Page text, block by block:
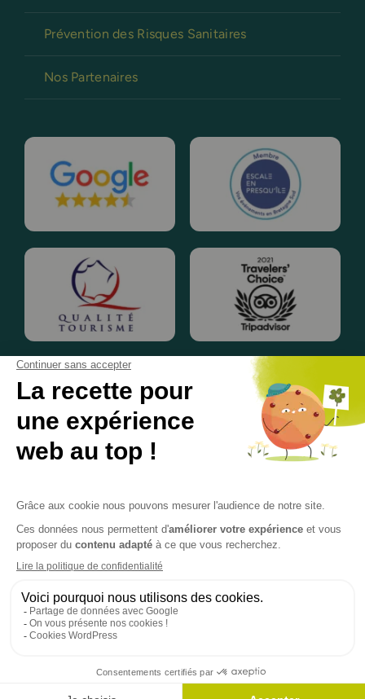
Prévention des Risques Sanitaires
Nos Partenaires
© 2020 - 2025• Une réalisation Keynos
• Tous droits réservés •
Mentions légales •Conditions Générales de Vente FR / EN•
Gestion des données personnelles
Gestion de cookies
Celt’Aventures, société par actions simplifiée (SAS), dirigée par
la production et la vente d’aventures et d’activités liées au
Le siège social est situé à : Route du Menez Penvins, 56370
Sarzeau, France.
Immatriculée au Registre du Commerce et des Sociétés (RCS)